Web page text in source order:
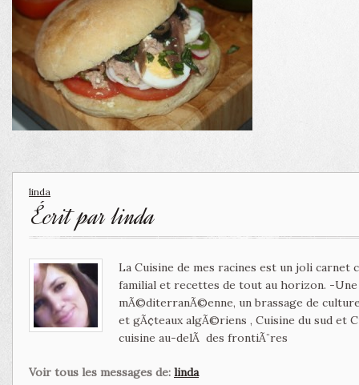
linda
Écrit parlinda
La Cuisine de mes racines est un joli
familial et recettes de tout au horizon. -
mÃ©diterranÃ©enne, un brassage de
et gÃ¢teaux algÃ©riens , Cuisine du sud et
cuisine au-delÃ des frontiÃ¨res
Voir tous les messages de: linda